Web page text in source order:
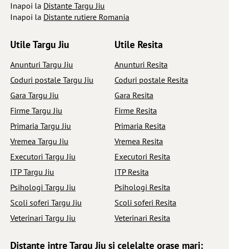
Inapoi la Distante Targu Jiu
Inapoi la Distante rutiere Romania
Utile Targu Jiu
Anunturi Targu Jiu
Coduri postale Targu Jiu
Gara Targu Jiu
Firme Targu Jiu
Primaria Targu Jiu
Vremea Targu Jiu
Executori Targu Jiu
ITP Targu Jiu
Psihologi Targu Jiu
Scoli soferi Targu Jiu
Veterinari Targu Jiu
Utile Resita
Anunturi Resita
Coduri postale Resita
Gara Resita
Firme Resita
Primaria Resita
Vremea Resita
Executori Resita
ITP Resita
Psihologi Resita
Scoli soferi Resita
Veterinari Resita
Distante intre Targu Jiu si celelalte orase mari: